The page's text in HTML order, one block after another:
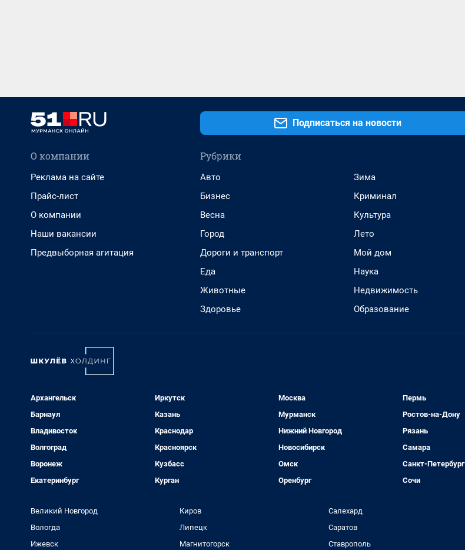
Подписаться на новости
О компании
Реклама на сайте
Прайс-лист
О компании
Наши вакансии
Предвыборная агитация
Рубрики
Авто
Бизнес
Весна
Город
Дороги и транспорт
Еда
Животные
Здоровье
Зима
Криминал
Культура
Лето
Мой дом
Наука
Недвижимость
Образование
Архангельск
Барнаул
Владивосток
Волгоград
Воронеж
Екатеринбург
Иркутск
Казань
Краснодар
Красноярск
Кузбасс
Курган
Москва
Мурманск
Нижний Новгород
Новосибирск
Омск
Оренбург
Пермь
Ростов-на-Дону
Рязань
Самара
Санкт-Петербург
Сочи
Великий Новгород
Вологда
Ижевск
Киров
Липецк
Магнитогорск
Салехард
Саратов
Ставрополь